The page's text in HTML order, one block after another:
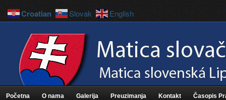
Početna O nama Galerija Preuzimanja Kontakt Časopis
Croatian Slovak English